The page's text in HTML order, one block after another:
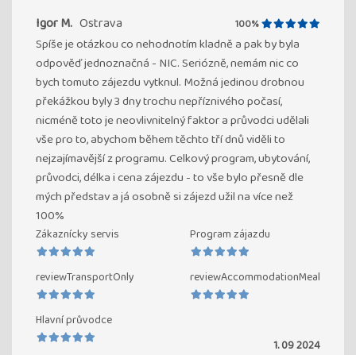
Igor M. Ostrava 100%
Spíše je otázkou co nehodnotím kladně a pak by byla
odpověď jednoznačná - NIC. Seriózně, nemám nic co
bych tomuto zájezdu vytknul. Možná jedinou drobnou
překážkou byly 3 dny trochu nepříznivého počasí,
nicméně toto je neovlivnitelný faktor a průvodci udělali
vše pro to, abychom během těchto tří dnů viděli to
nejzajímavější z programu. Celkový program, ubytování,
průvodci, délka i cena zájezdu - to vše bylo přesně dle
mých představ a já osobně si zájezd užil na více než
100%
Zákaznícky servis Program zájazdu
reviewTransportOnly reviewAccommodationMeal
Hlavní průvodce
1. 09 2024